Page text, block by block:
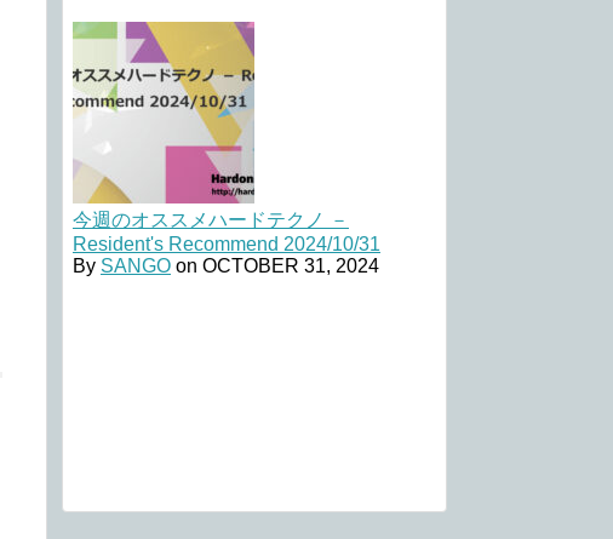
今週のオススメハードテクノ －
Resident's Recommend 2024/10/31
By SANGO on OCTOBER 31, 2024